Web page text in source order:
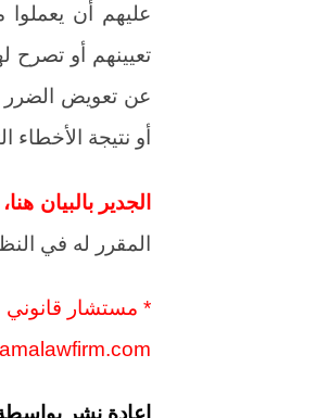
عليهم أن
تعيينهم أو تصرح
عن تعويض الضرر
أو نتيجة الأخطاء
الجدير بالبيان هنا،
المقرر له في
* مستشار قانوني
إعادة نشر